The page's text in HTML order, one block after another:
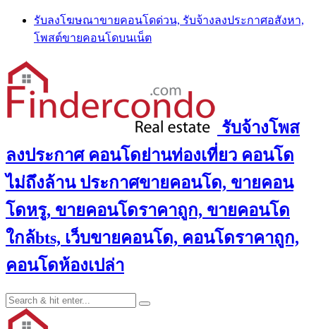
Skip
content
รับลงโฆษณาขายคอนโดด่วน, รับจ้างลงประกาศอสังหา,
โพสต์ขายคอนโดบนเน็ต
รับจ้างโพส
ลงประกาศ คอนโดย่านท่องเที่ยว คอนโด
ไม่ถึงล้าน ประกาศขายคอนโด, ขายคอน
โดหรู, ขายคอนโดราคาถูก, ขายคอนโด
ใกล้bts, เว็บขายคอนโด, คอนโดราคาถูก,
คอนโดห้องเปล่า